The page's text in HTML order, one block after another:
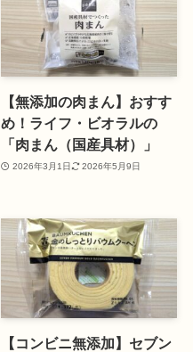
【無添加の肉まん】おすす
め！ライフ・ビオラルの
「肉まん（国産具材）」
2026年3月1日 2026年5月9日
【コンビニ無添加】セブン